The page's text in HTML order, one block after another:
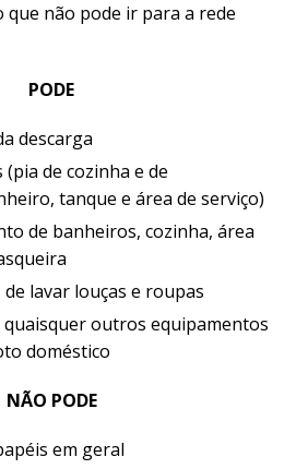
que não pode ir para a rede
PODE
descarga
de cozinha e de
tanque e área de serviço)
de banheiros, cozinha, área
lavar louças e roupas
outros equipamentos
doméstico
NÃO PODE
em geral